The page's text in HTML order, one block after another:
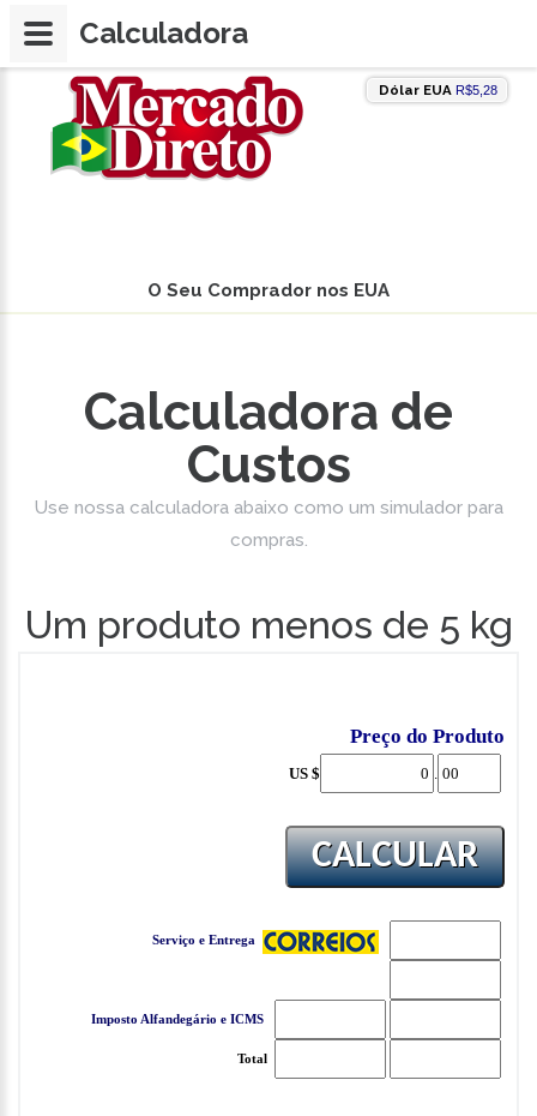
Dólar EUA R$5,28
O Seu Comprador nos EUA
Calculadora de
Custos
Use nossa calculadora abaixo como um simulador para
compras.
Um produto menos de 5 kg
Preço do Produto
US $ .
Serviço e Entrega
Imposto Alfandegário e ICMS
Total
Calculadora